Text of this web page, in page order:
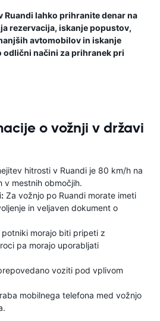
Ruandi lahko prihranite denar na
rezervacija, iskanje popustov,
avtomobilov in iskanje
načini za prihranek pri
o vožnji v državi
hitrosti v Ruandi je 80 km/h na
v mestnih območjih.
Za vožnjo po Ruandi morate imeti
in veljaven dokument o
potniki morajo biti pripeti z
pa morajo uporabljati
voziti pod vplivom
mobilnega telefona med vožnjo